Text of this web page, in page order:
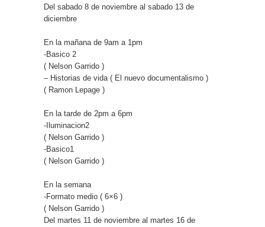
Del sabado 8 de noviembre al sabado 13 de
diciembre
En la mañana de 9am a 1pm
-Basico 2
( Nelson Garrido )
– Historias de vida ( El nuevo documentalismo )
( Ramon Lepage )
En la tarde de 2pm a 6pm
-Iluminacion2
( Nelson Garrido )
-Basico1
( Nelson Garrido )
En la semana
-Formato medio ( 6×6 )
( Nelson Garrido )
Del martes 11 de noviembre al martes 16 de